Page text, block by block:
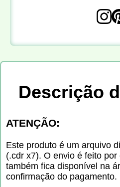
Descrição
ATENÇÃO:
Este produto é um arquivo
(.cdr x7). O envio é feito
também fica disponível na
confirmação do pagamento.